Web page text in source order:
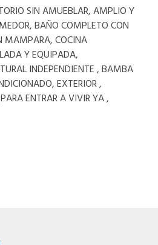
SIN AMUEBLAR, AMPLIO Y
BAÑO COMPLETO CON
MAMPARA, COCINA
Y EQUIPADA,
INDEPENDIENTE , BAMBA
EXTERIOR ,
ENTRAR A VIVIR YA ,